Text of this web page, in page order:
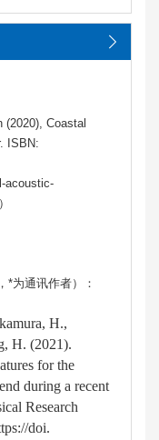
(2020), Coastal
ISBN:
acoustic-
为通讯作者）：
H.,
H. (2021).
for the
during a recent
Research
doi.